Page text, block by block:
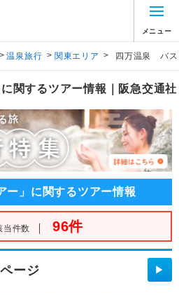
メニュー
> 温泉旅行 > 関東エリア > 四万温泉 バ
関するツアー情報｜阪急交通社
」に関するツアー情報
当件数 ｜ 96件
ージ ▶